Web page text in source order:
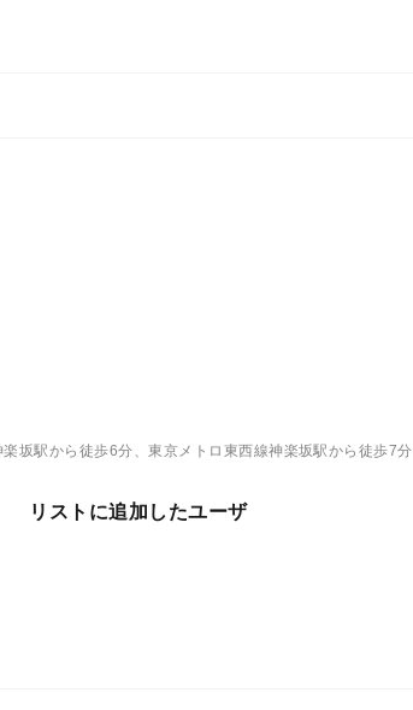
坂駅から徒歩6分、東京メトロ東西線神楽坂駅から徒歩7分
リストに追加したユーザ